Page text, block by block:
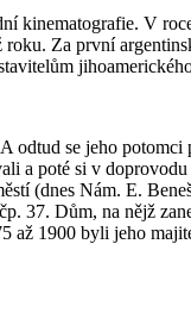
kinematografie. V
roku. Za první
se jeho
a poté si v
(dnes Nám. E.
37. Dům, na nějž
až 1900 byli jeho